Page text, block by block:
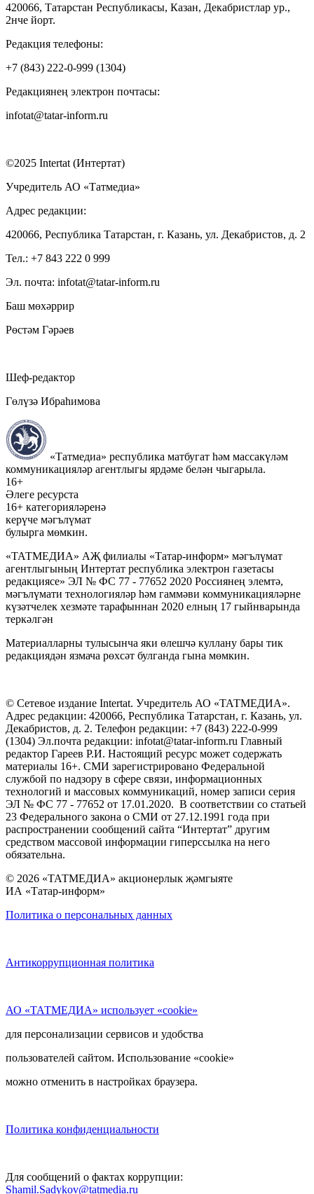
420066, Татарстан Республикасы, Казан, Декабристлар ур.,
2нче йорт.
Редакция телефоны:
+7 (843) 222-0-999 (1304)
Редакциянең электрон почтасы:
infotat@tatar-inform.ru
©2025 Intertat (Интертат)
Учредитель АО «Татмедиа»
Адрес редакции:
420066, Республика Татарстан, г. Казань, ул. Декабристов, д. 2
Тел.: +7 843 222 0 999
Эл. почта: infotat@tatar-inform.ru
Баш мөхәррир
Рөстәм Гәрәев
Шеф-редактор
Гөлүзә Ибраһимова
«Татмедиа» республика матбугат һәм массакүләм
коммуникацияләр агентлыгы ярдәме белән чыгарыла.
16+
Әлеге ресурста
16+ категорияләренә
керүче мәгълүмат
булырга мөмкин.
«ТАТМЕДИА» АҖ филиалы «Татар-информ» мәгълүмат
агентлыгының Интертат республика электрон газетасы
редакциясе» ЭЛ № ФС 77 - 77652 2020 Россиянең элемтә,
мәгълүмати технологияләр һәм гаммәви коммуникацияләрне
күзәтчелек хезмәте тарафыннан 2020 елның 17 гыйнварында
теркәлгән
Материалларны тулысынча яки өлешчә куллану бары тик
редакциядән язмача рөхсәт булганда гына мөмкин.
© Сетевое издание Intertat. Учредитель АО «ТАТМЕДИА».
Адрес редакции: 420066, Республика Татарстан, г. Казань, ул.
Декабристов, д. 2. Телефон редакции: +7 (843) 222-0-999
(1304) Эл.почта редакции: infotat@tatar-inform.ru Главный
редактор Гареев Р.И. Настоящий ресурс может содержать
материалы 16+. СМИ зарегистрировано Федеральной
службой по надзору в сфере связи, информационных
технологий и массовых коммуникаций, номер записи серия
ЭЛ № ФС 77 - 77652 от 17.01.2020. В соответствии со статьей
23 Федерального закона о СМИ от 27.12.1991 года при
распространении сообщений сайта “Интертат” другим
средством массовой информации гиперссылка на него
обязательна.
© 2026 «ТАТМЕДИА» акционерлык җәмгыяте
ИА «Татар-информ»
Политика о персональных данных
Антикоррупционная политика
АО «ТАТМЕДИА» использует «cookie»
для персонализации сервисов и удобства
пользователей сайтом. Использование «cookie»
можно отменить в настройках браузера.
Политика конфиденциальности
Для сообщений о фактах коррупции:
Shamil.Sadykov@tatmedia.ru